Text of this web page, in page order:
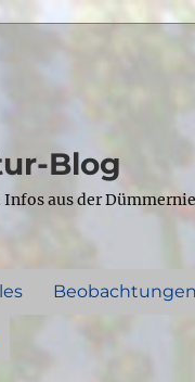
Blog
aus der
Beobachtungen